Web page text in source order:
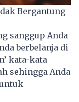
Bergantung
sanggup Anda
berbelanja di
kata-kata
sehingga Anda